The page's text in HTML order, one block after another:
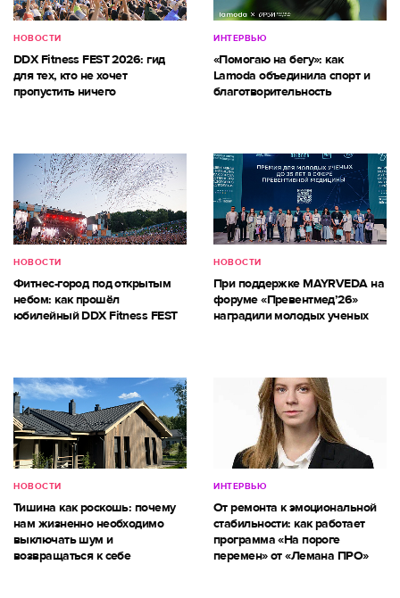
НОВОСТИ
DDX Fitness FEST 2026: гид
для тех, кто не хочет
пропустить ничего
ИНТЕРВЬЮ
«Помогаю на бегу»: как
Lamoda объединила спорт и
благотворительность
НОВОСТИ
Фитнес-город под открытым
небом: как прошёл
юбилейный DDX Fitness FEST
НОВОСТИ
При поддержке MAYRVEDA на
форуме «Превентмед’26»
наградили молодых ученых
НОВОСТИ
Тишина как роскошь: почему
нам жизненно необходимо
выключать шум и
возвращаться к себе
ИНТЕРВЬЮ
От ремонта к эмоциональной
стабильности: как работает
программа «На пороге
перемен» от «Лемана ПРО»